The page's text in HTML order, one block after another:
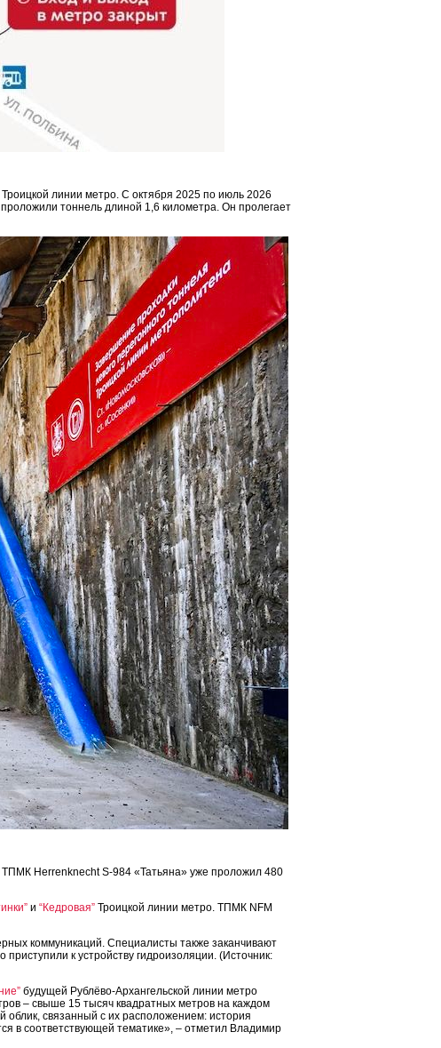
Троицкой линии метро. С октября 2025 по июль 2026
тоннель длиной 1,6 километра. Он пролегает
ТПМК Herrenknecht S-984 «Татьяна» уже проложил 480
и “Кедровая” Троицкой линии метро. ТПМК NFM
коммуникаций. Специалисты также заканчивают
к устройству гидроизоляции. (Источник:
будущей Рублёво-Архангельской линии метро
– свыше 15 тысяч квадратных метров на каждом
облик, связанный с их расположением: история
в соответствующей тематике», – отметил Владимир